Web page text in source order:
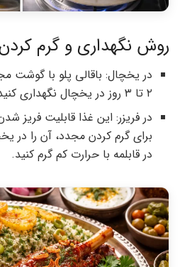
روش نگهداری و گرم
در یخچال: باقالی پلو با گوشت
۲ تا ۳ روز در یخچال نگهداری کنید.
برای گرم کردن مجدد، آن را در
در قابلمه با حرارت کم گرم کنید.